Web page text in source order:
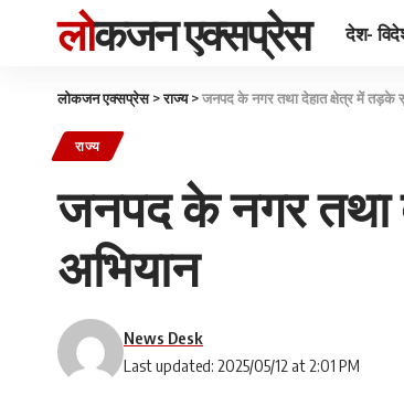
लोकजन एक्सप्रेस देश-
लोकजन एक्सप्रेस>राज्य>जनपद के नगर तथा देहात क्षेत्र में तड़के
राज्य
जनपद के नगर तथा
अभियान
Last updated: 2025/05/12 at 2:01 PM
News Desk